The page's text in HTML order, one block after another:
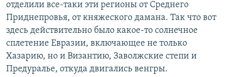
отделили все-таки эти регионы от Среднего
Приднепровья, от княжеского дамана. Так что вот
здесь действительно было какое-то солнечное
сплетение Евразии, включающее не только
Хазарию, но и Византию, Заволжские степи и
Предуралье, откуда двигались венгры.